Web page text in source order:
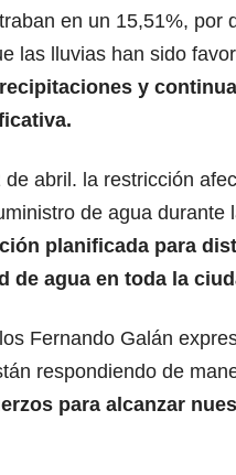
en un 15,51%, por
las lluvias han sido
y
de abril. la restricción
de agua durante
planificada para
de agua en toda la
Fernando Galán
respondiendo de
para alcanzar